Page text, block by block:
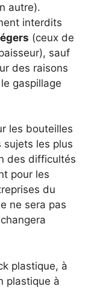
autre).
interdits
(ceux de
sauf
des raisons
gaspillage
les bouteilles
sujets les plus
des difficultés
pour les
du
ne sera pas
plastique, à
plastique à